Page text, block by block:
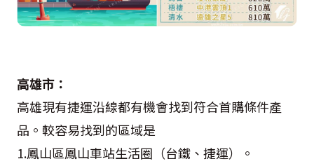
高雄市：
高雄現有捷運沿線都有機會找到符合首購條件產
品。較容易找到的區域是
1.鳳山區鳳山車站生活圈（台鐵、捷運）。